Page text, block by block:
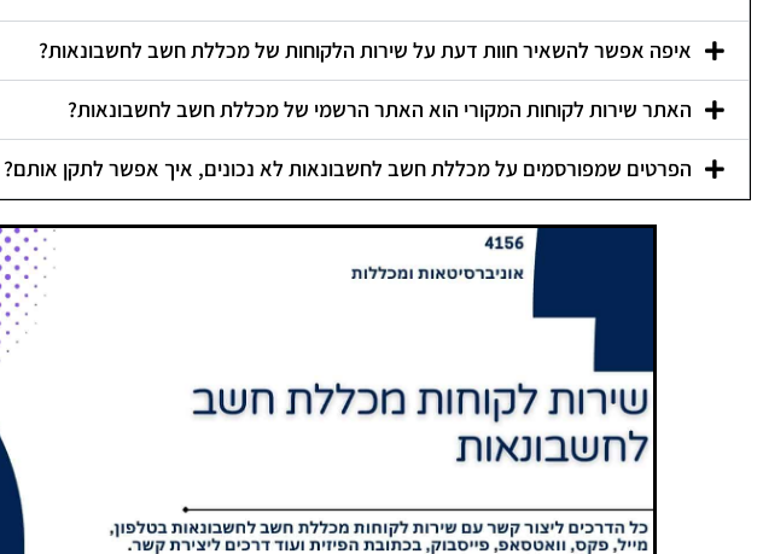
איפה אפשר להשאיר חוות דעת על שירות הלקוחות של מכללת חשב לחשבונאות?
האתר שירות לקוחות המקורי הוא האתר הרשמי של מכללת חשב לחשבונאות?
הפרטים שמפורסמים על מכללת חשב לחשבונאות לא נכונים, איך אפשר לתקן אותם?